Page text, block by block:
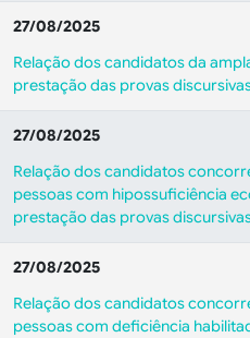
27/08/2025
Relação dos candidatos da
prestação das provas
27/08/2025
Relação dos candidatos
pessoas com hipossuficiência
prestação das provas
27/08/2025
Relação dos candidatos
pessoas com deficiência